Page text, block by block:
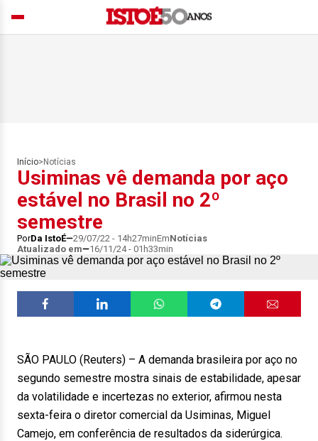
Início> Notícias
Usiminas vê demanda por aço
estável no Brasil no 2º
semestre
PorDa IstoÉ 29/07/22 - 14h27minEmNotícias
Atualizado em
16/11/24 - 01h33min
SÃO PAULO (Reuters) – A demanda brasileira por aço no
segundo semestre mostra sinais de estabilidade, apesar
da volatilidade e incertezas no exterior, afirmou nesta
sexta-feira o diretor comercial da Usiminas, Miguel
Camejo, em conferência de resultados da siderúrgica.